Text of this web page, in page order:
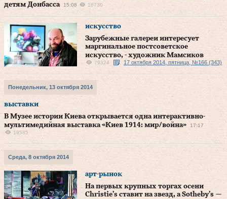
детям Донбасса
15:08 16730
искусство
Зарубежные галереи интересует
маргинальное постсоветское
искусство, - художник Мамсиков
79324 17 октября 2014, пятница, №166 (343)
Понедельник, 13 октября 2014
выставки
В Музее истории Киева открывается одна интерактивно-
мультимедийная выставка «Киев 1914: мир/война»
17:17
19585
Среда, 8 октября 2014
арт-рынок
На первых крупных торгах осени
Christie’s ставит на звезд, а Sotheby’s —